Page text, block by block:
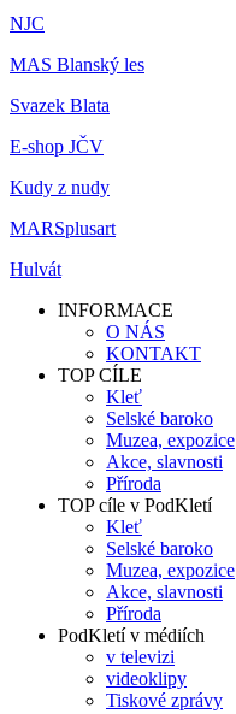
NJC
MAS Blanský les
Svazek Blata
E-shop JČV
Kudy z nudy
MARSplusart
Hulvát
INFORMACE
O NÁS
KONTAKT
TOP CÍLE
Kleť
Selské baroko
Muzea, expozice
Akce, slavnosti
Příroda
TOP cíle v PodKletí
Kleť
Selské baroko
Muzea, expozice
Akce, slavnosti
Příroda
PodKletí v médiích
v televizi
videoklipy
Tiskové zprávy